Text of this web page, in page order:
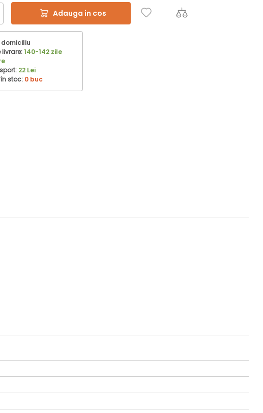
Adauga in cos
140-142 zile
22 Lei
stoc: 0 buc